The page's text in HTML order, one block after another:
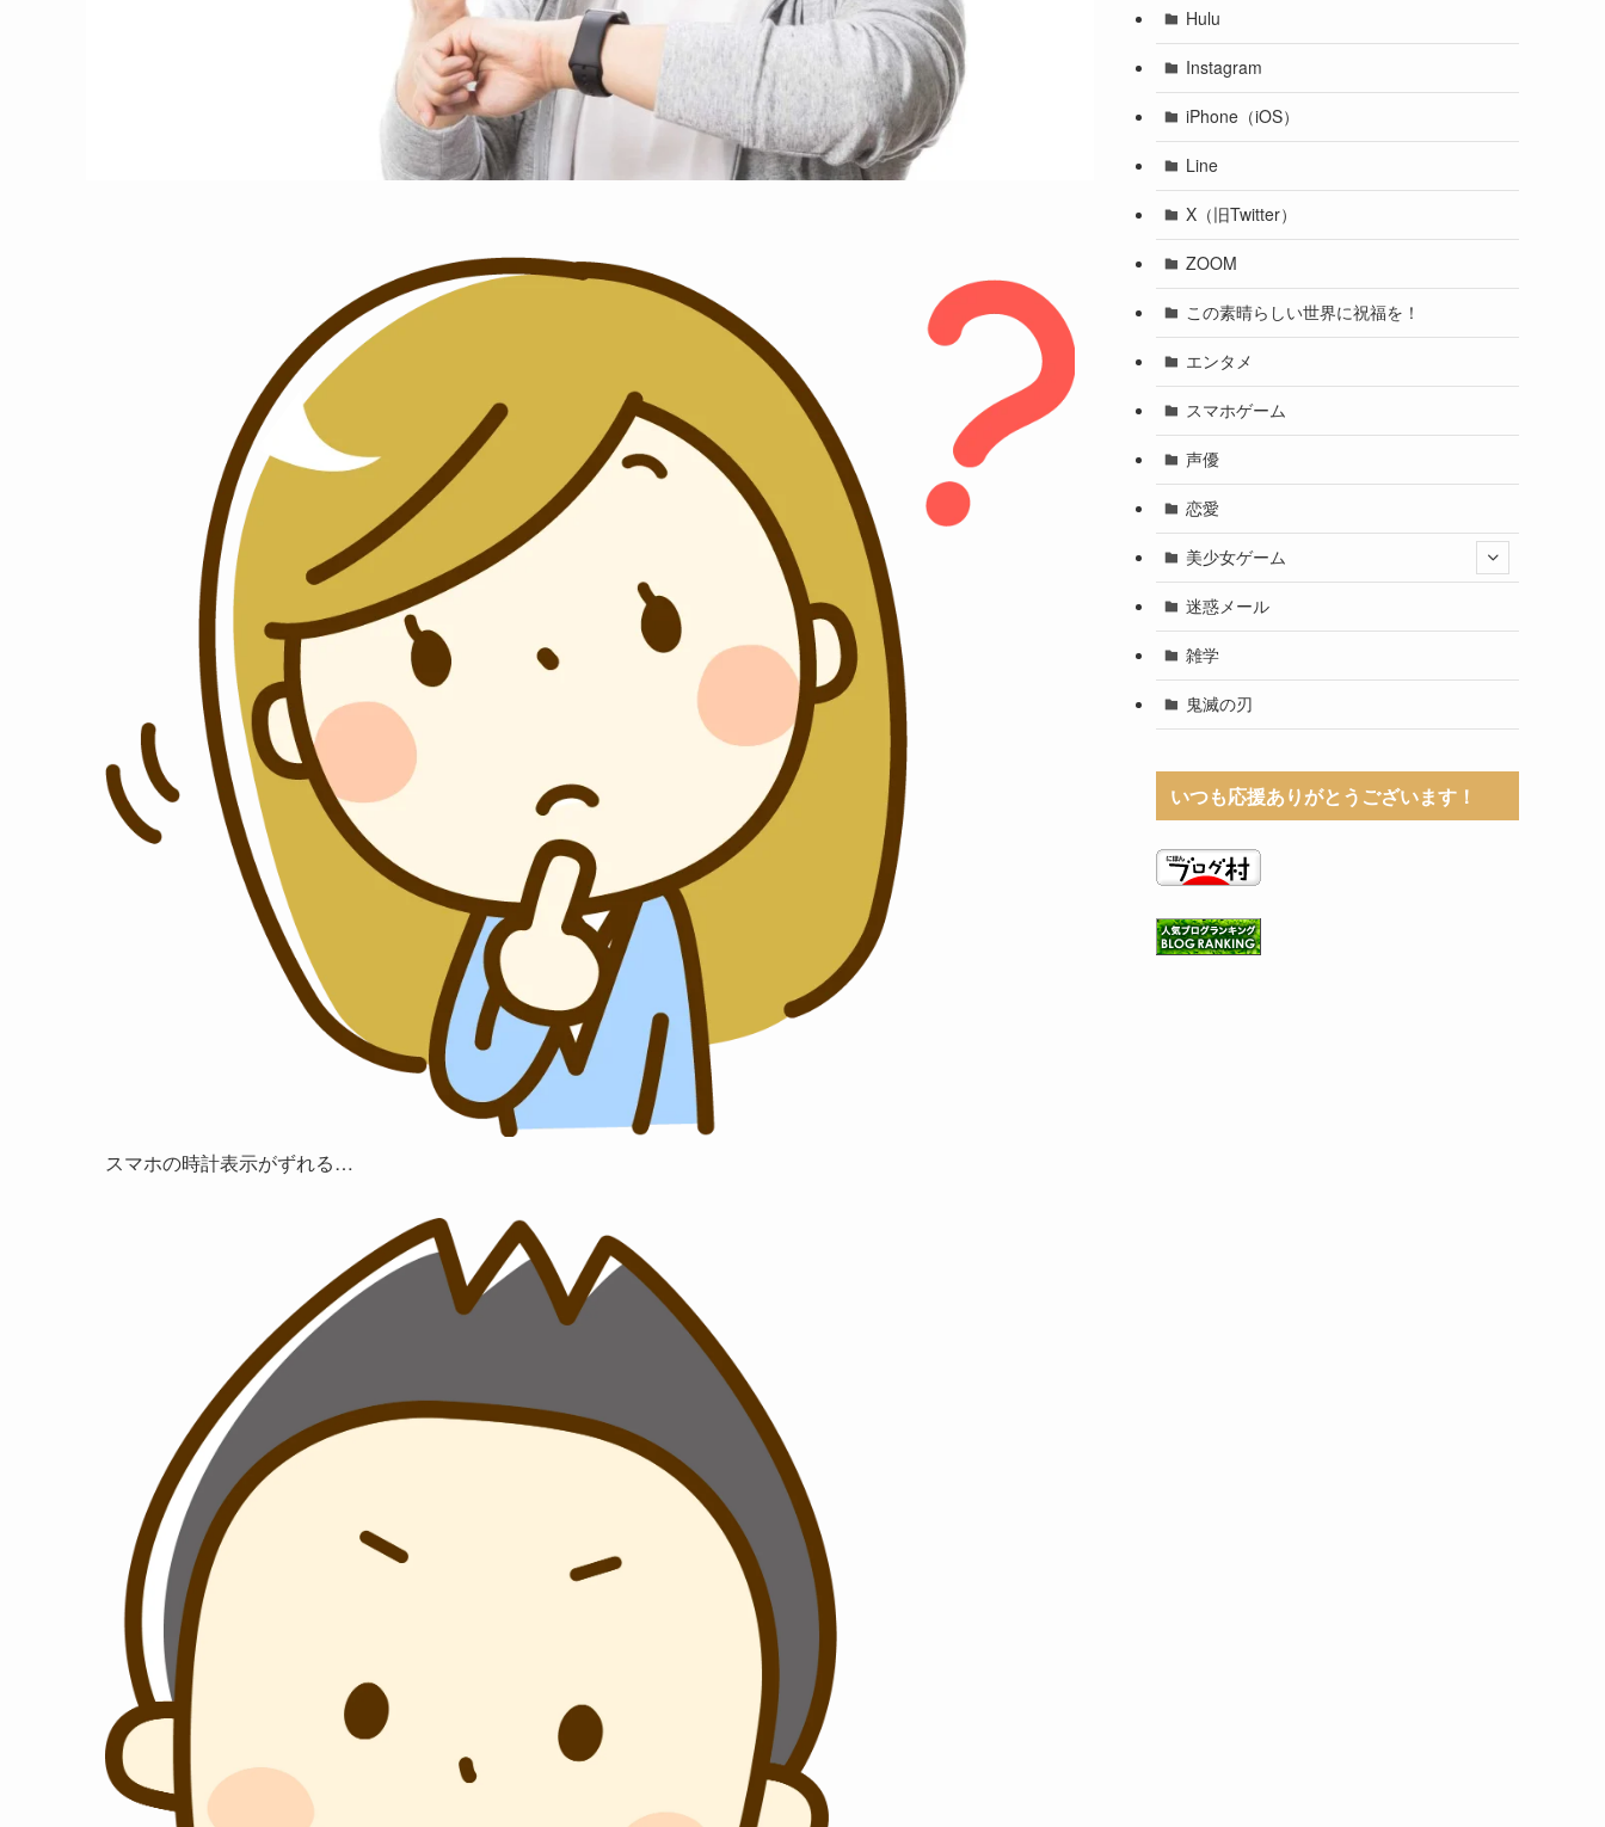
スマホの時計表示がずれる…
Hulu
Instagram
iPhone（iOS）
Line
X（旧Twitter）
ZOOM
この素晴らしい世界に祝福を！
エンタメ
スマホゲーム
声優
恋愛
美少女ゲーム
迷惑メール
雑学
鬼滅の刃
いつも応援ありがとうございます！